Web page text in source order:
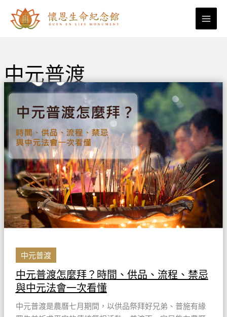
容中元普渡
中元普渡
中元普渡怎麼拜？時間、供品、流程、禁忌
與中元法會一次看懂
中元普渡是農曆七月期間，以供品祭拜好兄弟、普施有緣
普
怎
麼
拜？
時
間、
供
品、
流
禁
忌
與
中
元